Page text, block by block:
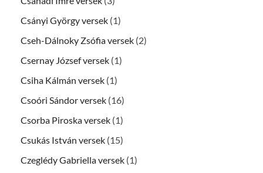
Csányi György versek (1)
Cseh-Dálnoky Zsófia versek (2)
Csernay József versek (1)
Csiha Kálmán versek (1)
Csoóri Sándor versek (16)
Csorba Piroska versek (1)
Csukás István versek (15)
Czeglédy Gabriella versek (1)